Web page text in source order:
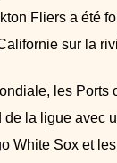
Fliers a été
sur la
les
la ligue avec
White Sox et